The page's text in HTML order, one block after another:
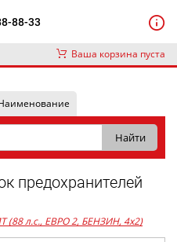
88-33
Ваша корзина пуста
предохранителей
(88 л.с., ЕВРО 2, БЕНЗИН, 4x2)